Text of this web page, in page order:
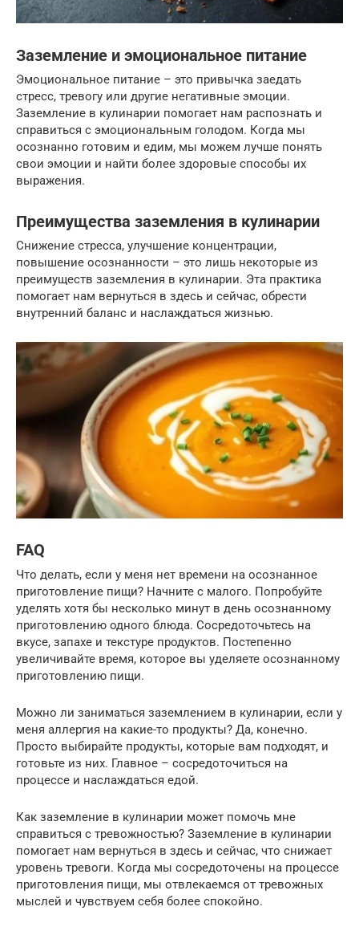
Заземление и эмоциональное питание
Эмоциональное питание – это привычка заедать
стресс, тревогу или другие негативные эмоции.
Заземление в кулинарии помогает нам распознать и
справиться с эмоциональным голодом. Когда мы
осознанно готовим и едим, мы можем лучше понять
свои эмоции и найти более здоровые способы их
выражения.
Преимущества заземления в кулинарии
Снижение стресса, улучшение концентрации,
повышение осознанности – это лишь некоторые из
преимуществ заземления в кулинарии. Эта практика
помогает нам вернуться в здесь и сейчас, обрести
внутренний баланс и наслаждаться жизнью.
FAQ
Что делать, если у меня нет времени на осознанное
приготовление пищи? Начните с малого. Попробуйте
уделять хотя бы несколько минут в день осознанному
приготовлению одного блюда. Сосредоточьтесь на
вкусе, запахе и текстуре продуктов. Постепенно
увеличивайте время, которое вы уделяете осознанному
приготовлению пищи.
Можно ли заниматься заземлением в кулинарии, если у
меня аллергия на какие-то продукты? Да, конечно.
Просто выбирайте продукты, которые вам подходят, и
готовьте из них. Главное – сосредоточиться на
процессе и наслаждаться едой.
Как заземление в кулинарии может помочь мне
справиться с тревожностью? Заземление в кулинарии
помогает нам вернуться в здесь и сейчас, что снижает
уровень тревоги. Когда мы сосредоточены на процессе
приготовления пищи, мы отвлекаемся от тревожных
мыслей и чувствуем себя более спокойно.